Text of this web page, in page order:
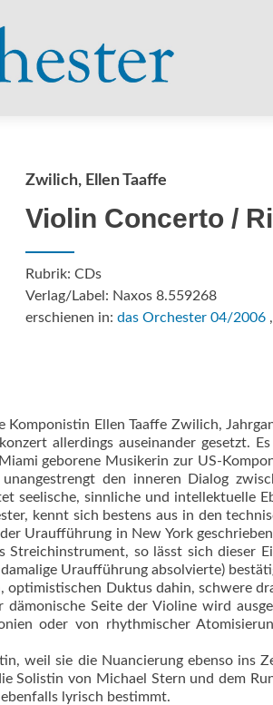
Zwilich, Ellen Taaffe
Violin Concerto /
Rubrik: CDs
Verlag/Label: Naxos 8.559268
erschienen in: das Orchester 04/2006,
Komponistin Ellen Taaffe Zwilich,
allerdings auseinander gesetzt.
geborene Musikerin zur US-
den inneren Dialog
seelische, sinnliche und intellektuelle
kennt sich bestens aus in den
Uraufführung in New York
Streichinstrument, so lässt sich dieser
Uraufführung absolvierte)
optimistischen Duktus dahin, schwere
dämonische Seite der Violine wird
oder von rhythmischer
weil sie die Nuancierung ebenso ins
Solistin von Michael Stern und dem
lyrisch bestimmt.